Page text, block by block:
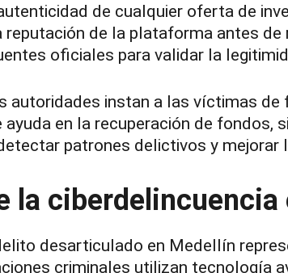
de cualquier oferta de
reputación de la plataforma antes de
oficiales para validar la
autoridades instan a las víctimas de
en la recuperación de fondos,
patrones delictivos y mejorar
la ciberdelincuencia
desarticulado en Medellín
criminales utilizan tecnología